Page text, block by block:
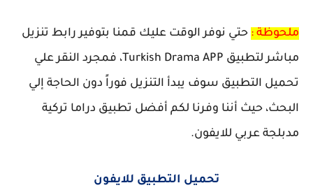
ملحوظة : حتي نوفر الوقت عليك قمنا بتوفير رابط تنزيل
مباشر لتطبيق Turkish Drama APP، فمجرد النقر علي
تحميل التطبيق سوف يبدأ التنزيل فوراً دون الحاجة إلي
البحث، حيث أننا وفرنا لكم أفضل تطبيق دراما تركية
مدبلجة عربي للايفون.
تحميل التطبيق للايفون